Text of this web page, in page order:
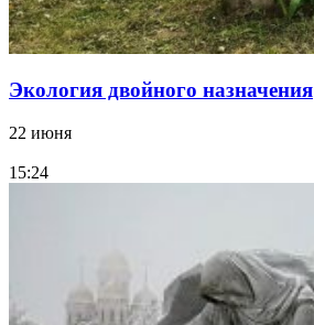
Экология двойного назначения
22 июня
15:24